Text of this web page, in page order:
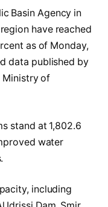
Basin Agency in
have reached
as of Monday,
data published by
Ministry of
stand at 1,802.6
water
including